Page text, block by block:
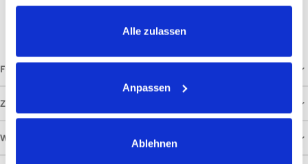
Alle zulassen
Anpassen
Ablehnen
Natrium: 0.14%
Ergänzungsfuttermittel für Hunde. Kühl und trocken lagern.
FÜTTERUNGSEMPFEHLUNG
ZUSAMMENSETZUNG
WEITERE INFORMATIONEN